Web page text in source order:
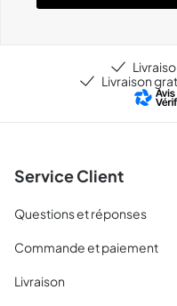
Livraison
Service Client
Questions et réponses
Commande et paiement
Livraison